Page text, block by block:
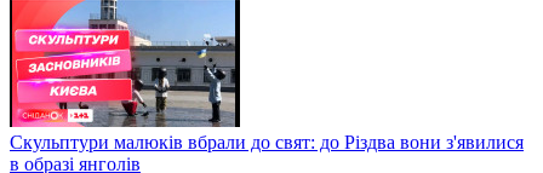
Скульптури малюків вбрали до свят: до Різдва вони з'явилися
в образі янголів